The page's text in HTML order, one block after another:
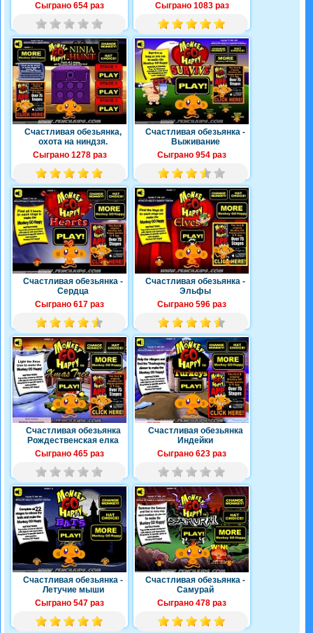
Сыграно 654 раз Сыграно 1083 раз
Счастливая обезьянка,
охота на ниндзя.
Сыграно 1278 раз
Счастливая обезьянка -
Выживание
Сыграно 954 раз
Счастливая обезьянка -
Сердца
Сыграно 617 раз
Счастливая обезьянка -
Эльфы
Сыграно 596 раз
Счастливая обезьянка
Рождественская елка
Сыграно 465 раз
Счастливая обезьянка
Индейки
Сыграно 623 раз
Счастливая обезьянка -
Летучие мыши
Сыграно 547 раз
Счастливая обезьянка -
Самурай
Сыграно 478 раз